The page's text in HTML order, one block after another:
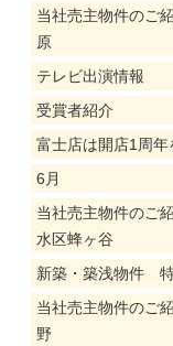
当社売主物件のご
原
テレビ出演情報
受賞者紹介
富士店は開店1周年
6月
当社売主物件のご
水区蜂ヶ谷
新築・築浅物件 特
当社売主物件のご
野